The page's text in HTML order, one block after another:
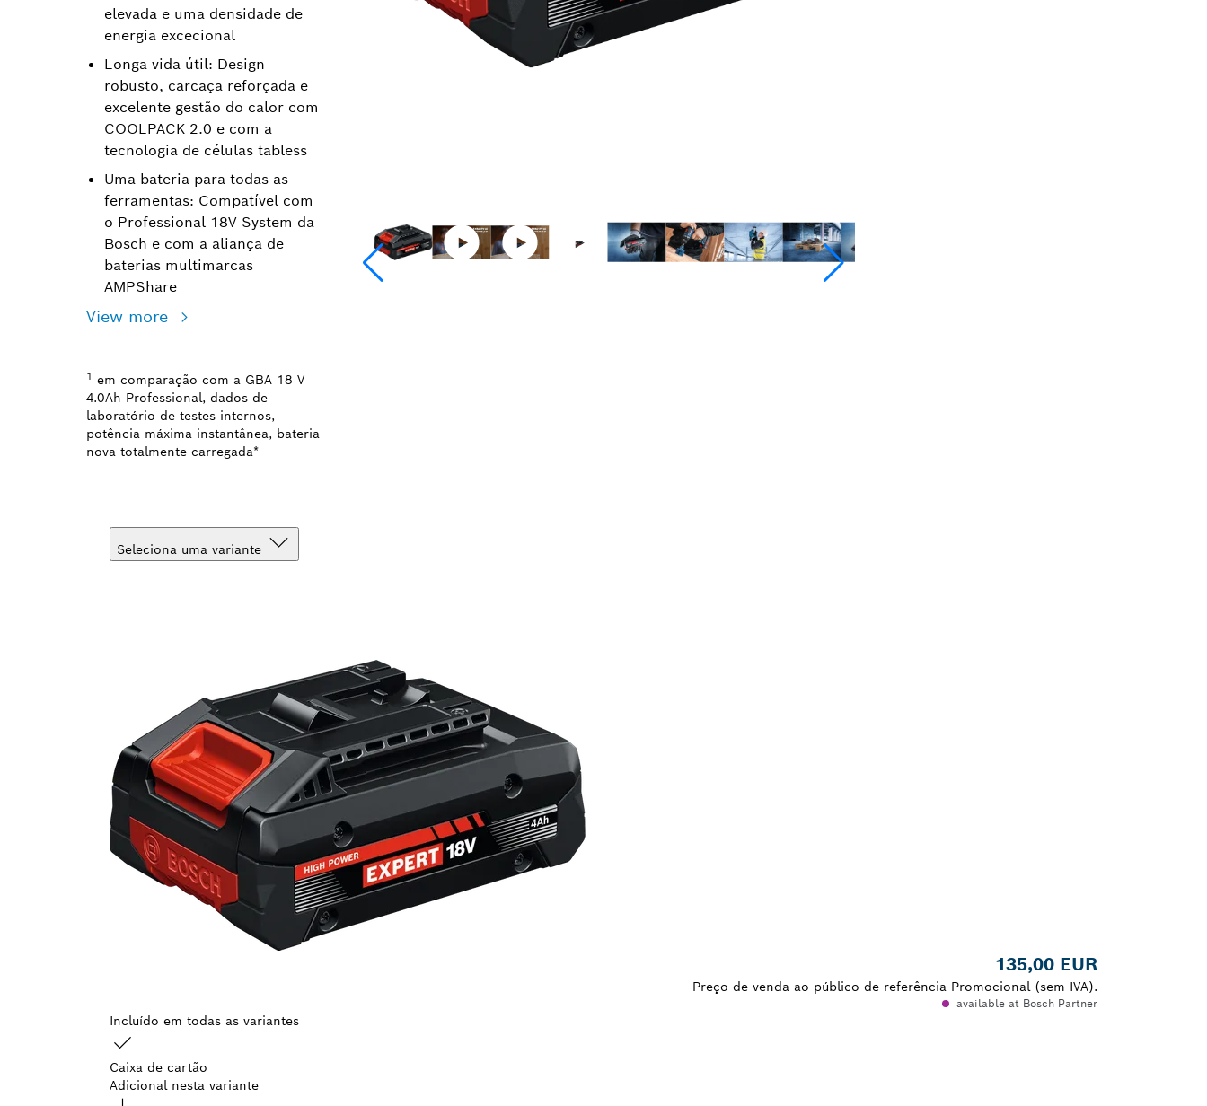
elevada e uma densidade de
energia excecional
Longa vida útil: Design
robusto, carcaça reforçada e
excelente gestão do calor com
COOLPACK 2.0 e com a
tecnologia de células tabless
Uma bateria para todas as
ferramentas: Compatível com
o Professional 18V System da
Bosch e com a aliança de
baterias multimarcas
AMPShare
View more
1 em comparação com a GBA 18 V
4.0Ah Professional, dados de
laboratório de testes internos,
potência máxima instantânea, bateria
nova totalmente carregada*
Seleciona uma variante
135,00 EUR
Preço de venda ao público de referência Promocional (sem IVA).
available at Bosch Partner
Incluído em todas as variantes
Caixa de cartão
Adicional nesta variante